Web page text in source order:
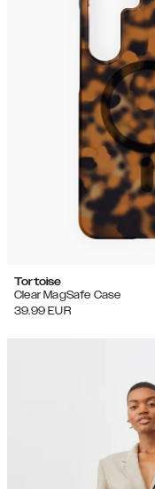
Tortoise
Clear MagSafe Case
39.99 EUR